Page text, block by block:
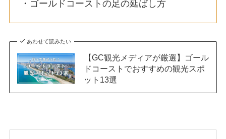
・ゴールドコーストの足の延ばし方
あわせて読みたい
【GC観光メディアが厳選】ゴール
ドコーストでおすすめの観光スポ
ット13選